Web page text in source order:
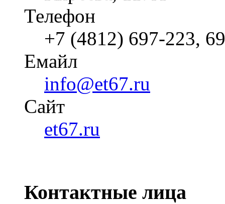
Телефон
+7 (4812) 697-223,
Емайл
info@et67.ru
Cайт
et67.ru
Контактные лица